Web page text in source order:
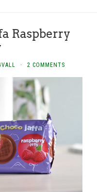
Raspberry
· 2 COMMENTS